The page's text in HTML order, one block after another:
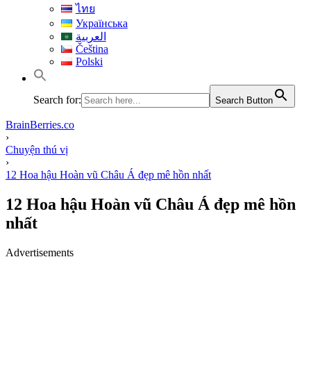
ไทย
Українська
العربية
Čeština
Polski
Search for: Search Button
BrainBerries.co
›
Chuyện thú vị
›
12 Hoa hậu Hoàn vũ Châu Á đẹp mê hồn nhất
12 Hoa hậu Hoàn vũ Châu Á đẹp mê hồn
nhất
Advertisements